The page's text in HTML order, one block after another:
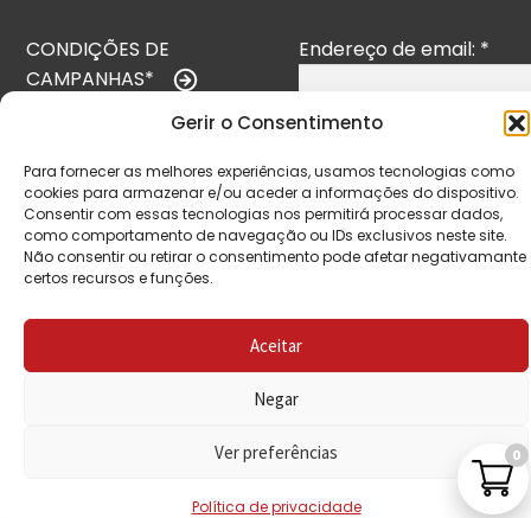
Gerir o Consentimento
Para fornecer as melhores experiências, usamos tecnologias como
cookies para armazenar e/ou aceder a informações do dispositivo.
Consentir com essas tecnologias nos permitirá processar dados,
como comportamento de navegação ou IDs exclusivos neste site.
Não consentir ou retirar o consentimento pode afetar negativamante
certos recursos e funções.
Aceitar
Negar
Ver preferências
Política de privacidade
CONDIÇÕES DE
CAMPANHAS*
POLÍTICA DE
PRIVACIDADE
POLÍTICA DE
REEMBOLSO
LIVRO DE
Endereço de email: *
0